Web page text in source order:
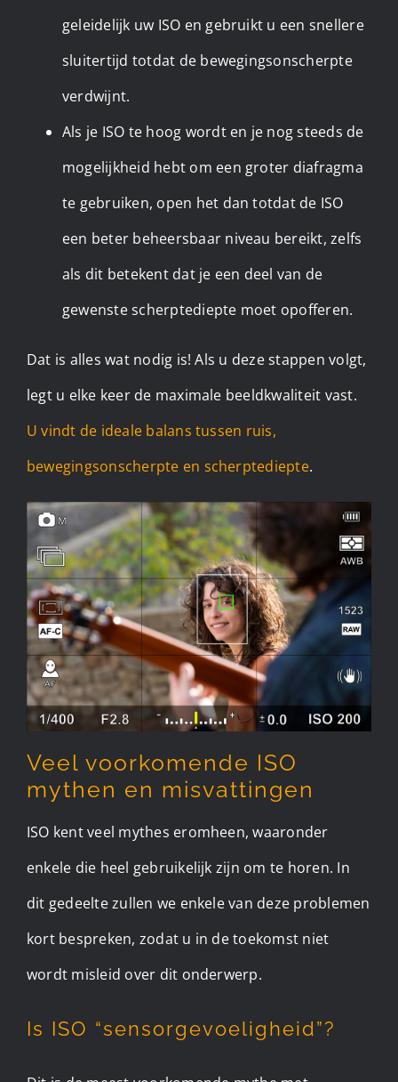
geleidelijk uw ISO en gebruikt u een snellere
sluitertijd totdat de bewegingsonscherpte
verdwijnt.
Als je ISO te hoog wordt en je nog steeds de
mogelijkheid hebt om een groter diafragma
te gebruiken, open het dan totdat de ISO
een beter beheersbaar niveau bereikt, zelfs
als dit betekent dat je een deel van de
gewenste scherptediepte moet opofferen. ​
Dat is alles wat nodig is! Als u deze stappen volgt,
legt u elke keer de maximale beeldkwaliteit vast.
U vindt de ideale balans tussen ruis,
bewegingsonscherpte en scherptediepte.
Veel voorkomende ISO
mythen en misvattingen
ISO kent veel mythes eromheen, waaronder
enkele die heel gebruikelijk zijn om te horen. In
dit gedeelte zullen we enkele van deze problemen
kort bespreken, zodat u in de toekomst niet
wordt misleid over dit onderwerp. ​
Is ISO “sensorgevoeligheid”?